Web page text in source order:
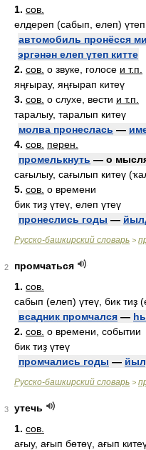
1. сов.
елдереп (сабып, елеп)
автомобиль пронёсся
эргәнән елеп үтеп китте
2. сов. о звуке, голосе и т.п.
яңғырау, яңғырап китеү
3. сов. о слухе, вести и т.п.
таралыу, таралып китеү
молва пронеслась —
4. сов. перен.
промелькнуть — о
сағылыу, сағылып китеү
5. сов. о времени
бик тиҙ үтеү, елеп үтеү
пронеслись годы —
Русско-башкирский словарь >
2
промчаться
1. сов.
сабып (елеп) үтеү, бик тиҙ
всадник промчался —
2. сов. о времени, событии
бик тиҙ үтеү
промчались годы —
Русско-башкирский словарь >
3
утечь
1. сов.
ағыу, ағып бөтөү, ағып